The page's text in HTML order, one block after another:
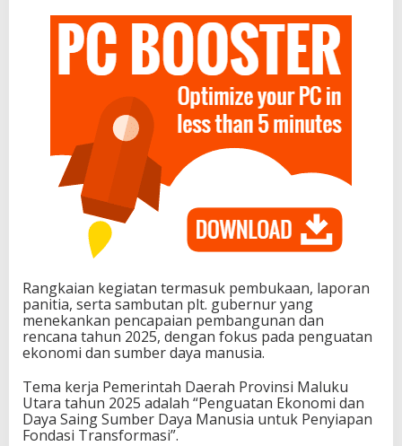
Rangkaian kegiatan termasuk pembukaan, laporan
panitia, serta sambutan plt. gubernur yang
menekankan pencapaian pembangunan dan
rencana tahun 2025, dengan fokus pada penguatan
ekonomi dan sumber daya manusia.
Tema kerja Pemerintah Daerah Provinsi Maluku
Utara tahun 2025 adalah “Penguatan Ekonomi dan
Daya Saing Sumber Daya Manusia untuk Penyiapan
Fondasi Transformasi”.